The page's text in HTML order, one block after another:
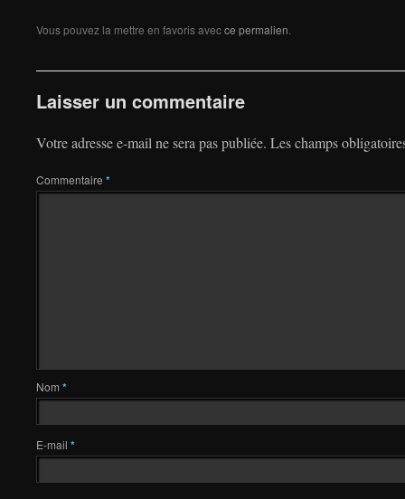
Vous pouvez la mettre en favoris avecce permalien
Laisser un commentaire
Votre adresse e-mail ne sera pas publiée. Les champs
Commentaire *
Nom *
E-mail *